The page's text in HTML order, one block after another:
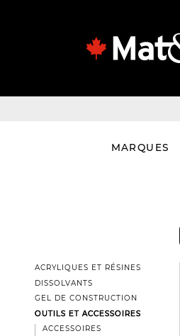
MARQUES
ACRYLIQUES ET RÉSINES
DISSOLVANTS
GEL DE CONSTRUCTION
OUTILS ET ACCESSOIRES
ACCESSOIRES